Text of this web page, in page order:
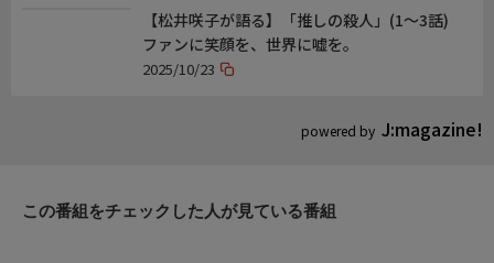
powered by J:magazine!
【松井咲子が語る】「推しの殺人」(1～3話)
ファンに笑顔を、世界に嘘を。
2025/10/23
この番組をチェックした人が見ている番組